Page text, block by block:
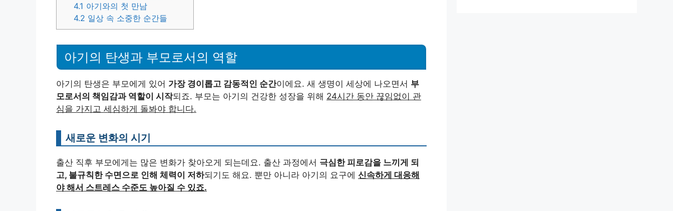
4.1 아기와의 첫 만남
4.2 일상 속 소중한 순간들
아기의 탄생과 부모로서의 역할
아기의 탄생은 부모에게 있어 가장 경이롭고 감동적인 순간이에요. 새 생명이 세상에 나오면서 부
모로서의 책임감과 역할이 시작되죠. 부모는 아기의 건강한 성장을 위해 24시간 동안 끊임없이 관
심을 가지고 세심하게 돌봐야 합니다.
새로운 변화의 시기
출산 직후 부모에게는 많은 변화가 찾아오게 되는데요. 출산 과정에서 극심한 피로감을 느끼게 되
고, 불규칙한 수면으로 인해 체력이 저하되기도 해요. 뿐만 아니라 아기의 요구에 신속하게 대응해
야 해서 스트레스 수준도 높아질 수 있죠.